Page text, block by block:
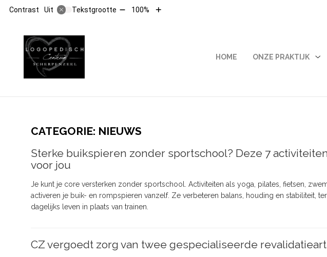
Contrast Uit Tekstgrootte Tekst100%
Tekst
HOME
ONZE PRAKTIJK
CATEGORIE: NIEUWS
Sterke buikspieren zonder sportschool? Deze 7
voor jou
Je kunt je core versterken zonder sportschool. Activiteiten als yoga, pilates, fietsen,
activeren je buik- en rompspieren vanzelf. Ze verbeteren balans, houding en stabiliteit,
dagelijks leven in plaats van trainen.
CZ vergoedt zorg van twee gespecialiseerde